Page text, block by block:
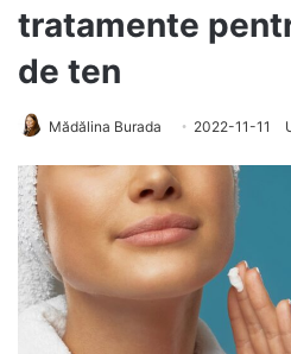
tratamente
de ten
Mădălina Burada 2022-11-11